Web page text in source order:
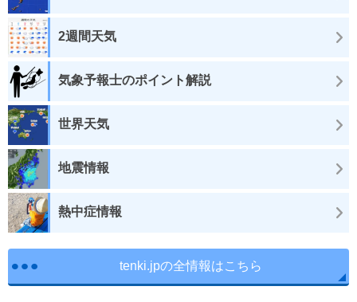
2週間天気
気象予報士のポイント解説
世界天気
地震情報
熱中症情報
tenki.jpの全情報はこちら